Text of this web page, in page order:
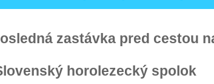
zastávka pred cestou
horolezecký spolok